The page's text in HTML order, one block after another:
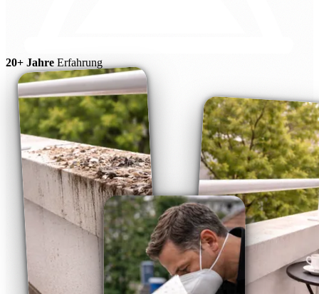
20+ Jahre Erfahrung